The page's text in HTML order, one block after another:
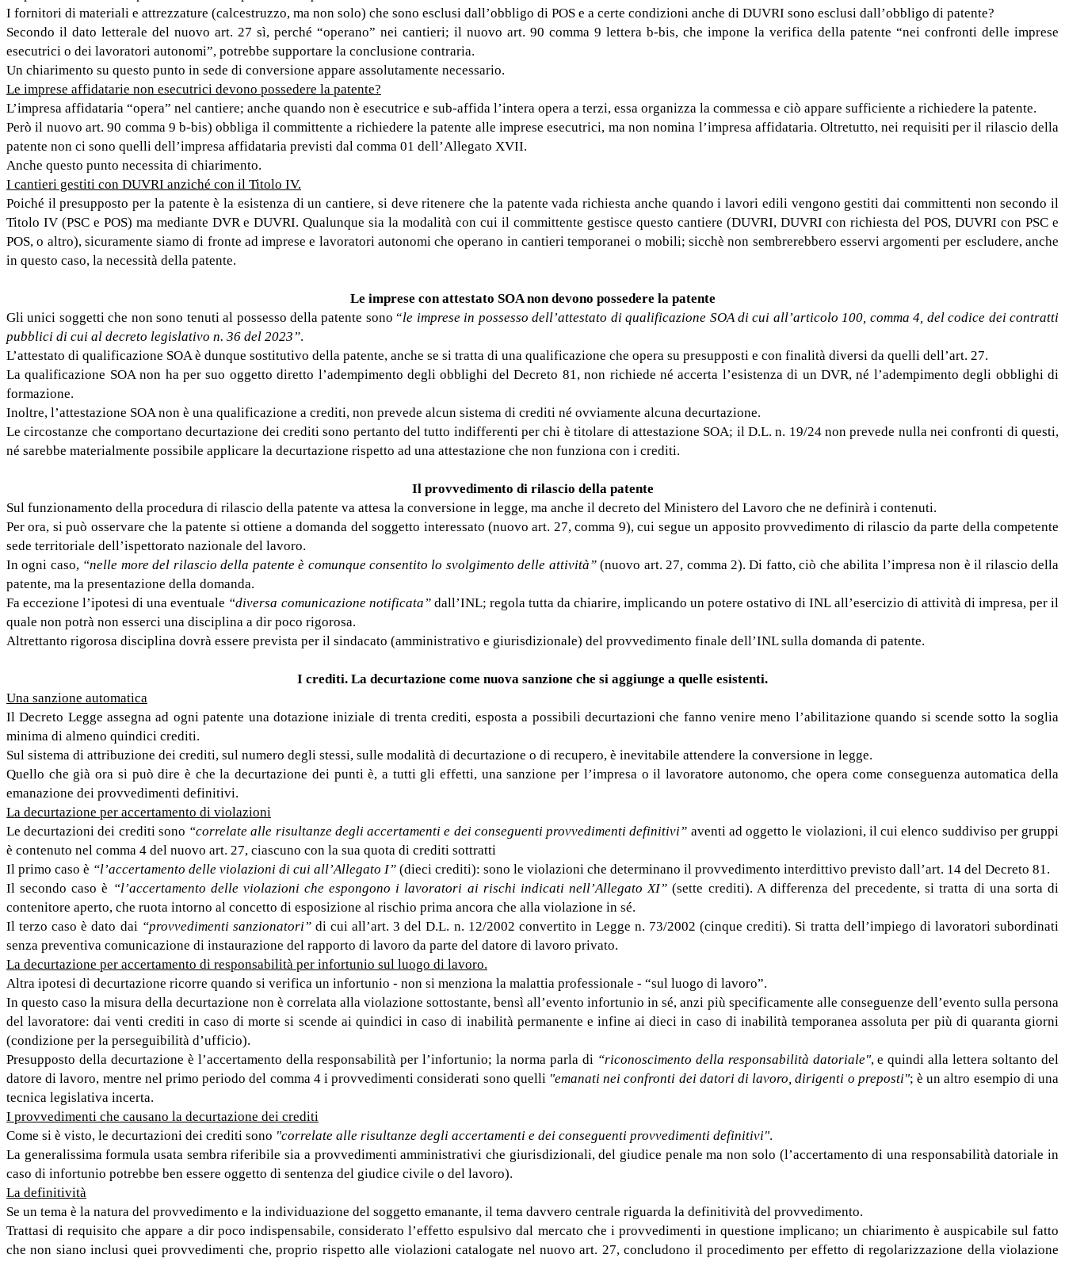
I fornitori di materiali e attrezzature (calcestruzzo, ma non solo) che sono esclusi dall’obbligo di POS e a certe condizioni anche di DUVRI sono esclusi dall’obbligo di patente?
Secondo il dato letterale del nuovo art. 27 sì, perché “operano” nei cantieri; il nuovo art. 90 comma 9 lettera b-bis, che impone la verifica della patente “nei confronti delle imprese
esecutrici o dei lavoratori autonomi”, potrebbe supportare la conclusione contraria.
Un chiarimento su questo punto in sede di conversione appare assolutamente necessario.
Le imprese affidatarie non esecutrici devono possedere la patente?
L’impresa affidataria “opera” nel cantiere; anche quando non è esecutrice e sub-affida l’intera opera a terzi, essa organizza la commessa e ciò appare sufficiente a richiedere la patente.
Però il nuovo art. 90 comma 9 b-bis) obbliga il committente a richiedere la patente alle imprese esecutrici, ma non nomina l’impresa affidataria. Oltretutto, nei requisiti per il rilascio della
patente non ci sono quelli dell’impresa affidataria previsti dal comma 01 dell’Allegato XVII.
Anche questo punto necessita di chiarimento.
I cantieri gestiti con DUVRI anziché con il Titolo IV.
Poiché il presupposto per la patente è la esistenza di un cantiere, si deve ritenere che la patente vada richiesta anche quando i lavori edili vengono gestiti dai committenti non secondo il
Titolo IV (PSC e POS) ma mediante DVR e DUVRI. Qualunque sia la modalità con cui il committente gestisce questo cantiere (DUVRI, DUVRI con richiesta del POS, DUVRI con PSC e
POS, o altro), sicuramente siamo di fronte ad imprese e lavoratori autonomi che operano in cantieri temporanei o mobili; sicchè non sembrerebbero esservi argomenti per escludere, anche
in questo caso, la necessità della patente.
Le imprese con attestato SOA non devono possedere la patente
Gli unici soggetti che non sono tenuti al possesso della patente sono “le imprese in possesso dell’attestato di qualificazione SOA di cui all’articolo 100, comma 4, del codice dei contratti
pubblici di cui al decreto legislativo n. 36 del 2023”.
L’attestato di qualificazione SOA è dunque sostitutivo della patente, anche se si tratta di una qualificazione che opera su presupposti e con finalità diversi da quelli dell’art. 27.
La qualificazione SOA non ha per suo oggetto diretto l’adempimento degli obblighi del Decreto 81, non richiede né accerta l’esistenza di un DVR, né l’adempimento degli obblighi di
formazione.
Inoltre, l’attestazione SOA non è una qualificazione a crediti, non prevede alcun sistema di crediti né ovviamente alcuna decurtazione.
Le circostanze che comportano decurtazione dei crediti sono pertanto del tutto indifferenti per chi è titolare di attestazione SOA; il D.L. n. 19/24 non prevede nulla nei confronti di questi,
né sarebbe materialmente possibile applicare la decurtazione rispetto ad una attestazione che non funziona con i crediti.
Il provvedimento di rilascio della patente
Sul funzionamento della procedura di rilascio della patente va attesa la conversione in legge, ma anche il decreto del Ministero del Lavoro che ne definirà i contenuti.
Per ora, si può osservare che la patente si ottiene a domanda del soggetto interessato (nuovo art. 27, comma 9), cui segue un apposito provvedimento di rilascio da parte della competente
sede territoriale dell’ispettorato nazionale del lavoro.
In ogni caso, “nelle more del rilascio della patente è comunque consentito lo svolgimento delle attività”(nuovo art. 27, comma 2). Di fatto, ciò che abilita l’impresa non è il rilascio della
patente, ma la presentazione della domanda.
Fa eccezione l’ipotesi di una eventuale “diversa comunicazione notificata”dall’INL; regola tutta da chiarire, implicando un potere ostativo di INL all’esercizio di attività di impresa, per il
quale non potrà non esserci una disciplina a dir poco rigorosa.
Altrettanto rigorosa disciplina dovrà essere prevista per il sindacato (amministrativo e giurisdizionale) del provvedimento finale dell’INL sulla domanda di patente.
I crediti. La decurtazione come nuova sanzione che si aggiunge a quelle esistenti.
Una sanzione automatica
Il Decreto Legge assegna ad ogni patente una dotazione iniziale di trenta crediti, esposta a possibili decurtazioni che fanno venire meno l’abilitazione quando si scende sotto la soglia
minima di almeno quindici crediti.
Sul sistema di attribuzione dei crediti, sul numero degli stessi, sulle modalità di decurtazione o di recupero, è inevitabile attendere la conversione in legge.
Quello che già ora si può dire è che la decurtazione dei punti è, a tutti gli effetti, una sanzione per l’impresa o il lavoratore autonomo, che opera come conseguenza automatica della
emanazione dei provvedimenti definitivi.
La decurtazione per accertamento di violazioni
Le decurtazioni dei crediti sono “correlate alle risultanze degli accertamenti e dei conseguenti provvedimenti definitivi” aventi ad oggetto le violazioni, il cui elenco suddiviso per gruppi
è contenuto nel comma 4 del nuovo art. 27, ciascuno con la sua quota di crediti sottratti
Il primo caso è “l’accertamento delle violazioni di cui all’Allegato I” (dieci crediti): sono le violazioni che determinano il provvedimento interdittivo previsto dall’art. 14 del Decreto 81.
Il secondo caso è “l’accertamento delle violazioni che espongono i lavoratori ai rischi indicati nell’Allegato XI” (sette crediti). A differenza del precedente, si tratta di una sorta di
contenitore aperto, che ruota intorno al concetto di esposizione al rischio prima ancora che alla violazione in sé.
Il terzo caso è dato dai “provvedimenti sanzionatori”di cui all’art. 3 del D.L. n. 12/2002 convertito in Legge n. 73/2002 (cinque crediti). Si tratta dell’impiego di lavoratori subordinati
senza preventiva comunicazione di instaurazione del rapporto di lavoro da parte del datore di lavoro privato.
La decurtazione per accertamento di responsabilità per infortunio sul luogo di lavoro.
Altra ipotesi di decurtazione ricorre quando si verifica un infortunio - non si menziona la malattia professionale - “sul luogo di lavoro”.
In questo caso la misura della decurtazione non è correlata alla violazione sottostante, bensì all’evento infortunio in sé, anzi più specificamente alle conseguenze dell’evento sulla persona
del lavoratore: dai venti crediti in caso di morte si scende ai quindici in caso di inabilità permanente e infine ai dieci in caso di inabilità temporanea assoluta per più di quaranta giorni
(condizione per la perseguibilità d’ufficio).
Presupposto della decurtazione è l’accertamento della responsabilità per l’infortunio; la norma parla di “riconoscimento della responsabilità datoriale", e quindi alla lettera soltanto del
datore di lavoro, mentre nel primo periodo del comma 4 i provvedimenti considerati sono quelli "emanati nei confronti dei datori di lavoro, dirigenti o preposti"; è un altro esempio di una
tecnica legislativa incerta.
I provvedimenti che causano la decurtazione dei crediti
Come si è visto, le decurtazioni dei crediti sono "correlate alle risultanze degli accertamenti e dei conseguenti provvedimenti definitivi".
La generalissima formula usata sembra riferibile sia a provvedimenti amministrativi che giurisdizionali, del giudice penale ma non solo (l’accertamento di una responsabilità datoriale in
caso di infortunio potrebbe ben essere oggetto di sentenza del giudice civile o del lavoro).
La definitività
Se un tema è la natura del provvedimento e la individuazione del soggetto emanante, il tema davvero centrale riguarda la definitività del provvedimento.
Trattasi di requisito che appare a dir poco indispensabile, considerato l’effetto espulsivo dal mercato che i provvedimenti in questione implicano; un chiarimento è auspicabile sul fatto
che non siano inclusi quei provvedimenti che, proprio rispetto alle violazioni catalogate nel nuovo art. 27, concludono il procedimento per effetto di regolarizzazione della violazione